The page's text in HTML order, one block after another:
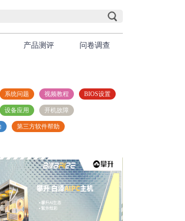
产品测评 问卷调查
系统问题 视频教程 BIOS设置
设备应用 开机故障
第三方软件帮助